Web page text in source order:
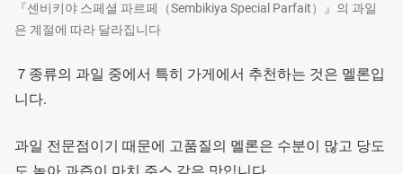
『센비키야 스페셜 파르페（Sembikiya Special Parfait）』의 과일
은 계절에 따라 달라집니다
７종류의 과일 중에서 특히 가게에서 추천하는 것은 멜론입
니다.
과일 전문점이기 때문에 고품질의 멜론은 수분이 많고 당도